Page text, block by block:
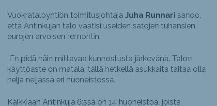
Vuokrataloyhtiön toimitusjohtaja Juha Runnari sanoo,
että Antinkujan talo vaatisi useiden satojen tuhansien
eurojen arvoisen remontin.
”En pidä näin mittavaa kunnostusta järkevänä. Talon
käyttöaste on matala, tällä hetkellä asukkaita taitaa olla
neljä neljässä eri huoneistossa.”
Kaikkiaan Antinkuja 6:ssa on 14 huoneistoa, joista